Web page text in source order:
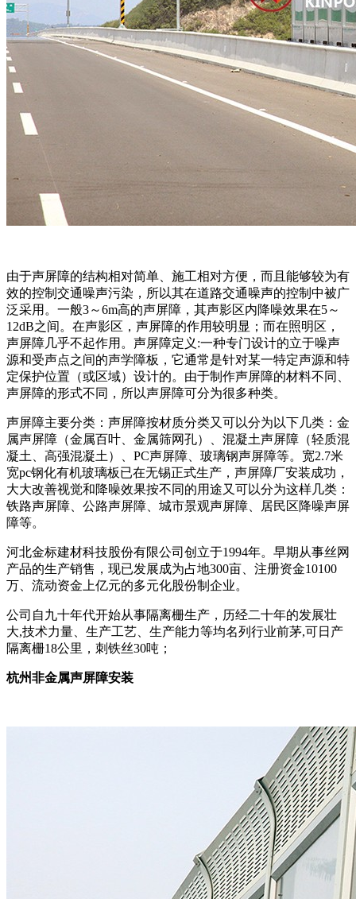
由于声屏障的结构相对简单、施工相对方便，而且能够较为有
效的控制交通噪声污染，所以其在道路交通噪声的控制中被广
泛采用。一般3～6m高的声屏障，其声影区内降噪效果在5～
12dB之间。在声影区，声屏障的作用较明显；而在照明区，
声屏障几乎不起作用。声屏障定义:一种专门设计的立于噪声
源和受声点之间的声学障板，它通常是针对某一特定声源和特
定保护位置（或区域）设计的。由于制作声屏障的材料不同、
声屏障的形式不同，所以声屏障可分为很多种类。
声屏障主要分类：声屏障按材质分类又可以分为以下几类：金
属声屏障（金属百叶、金属筛网孔）、混凝土声屏障（轻质混
凝土、高强混凝土）、PC声屏障、玻璃钢声屏障等。宽2.7米
宽pc钢化有机玻璃板已在无锡正式生产，声屏障厂安装成功，
大大改善视觉和降噪效果按不同的用途又可以分为这样几类：
铁路声屏障、公路声屏障、城市景观声屏障、居民区降噪声屏
障等。
河北金标建材科技股份有限公司创立于1994年。早期从事丝网
产品的生产销售，现已发展成为占地300亩、注册资金10100
万、流动资金上亿元的多元化股份制企业。
公司自九十年代开始从事隔离栅生产，历经二十年的发展壮
大,技术力量、生产工艺、生产能力等均名列行业前茅,可日产
隔离栅18公里，刺铁丝30吨；
杭州非金属声屏障安装